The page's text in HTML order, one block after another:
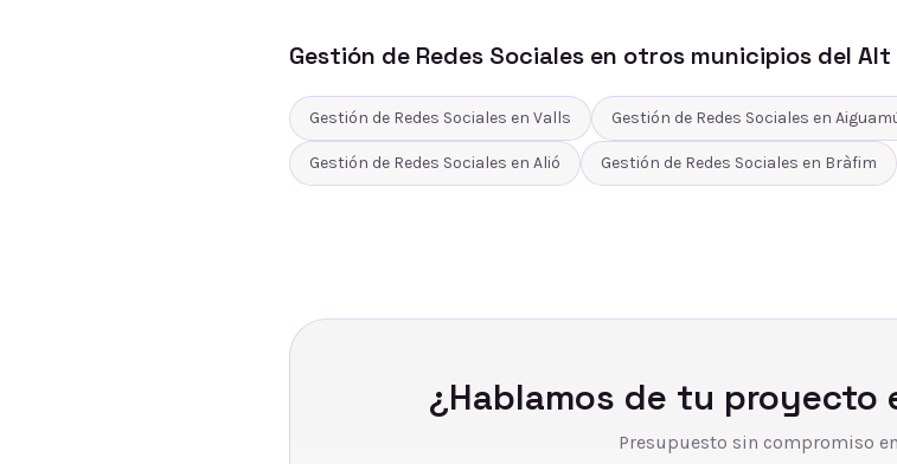
Gestión de Redes Sociales en otros municipios del Alt
Gestión de Redes Sociales en Valls Gestión de Redes Sociales en
Gestión de Redes Sociales en Alió Gestión de Redes Sociales en Bràfim
¿Hablamos de tu proyecto
Presupuesto sin compromiso